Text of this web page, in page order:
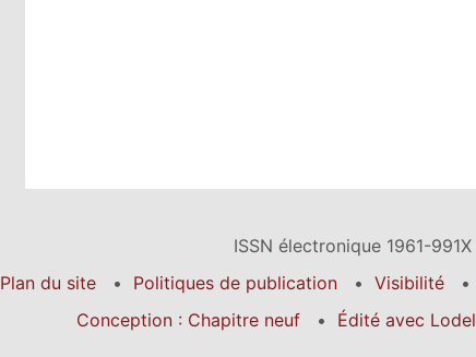
ISSN électronique 1961-991X
Plan du site
Politiques de publication Visibilité
Conception : Chapitre neuf
Édité avec Lodel